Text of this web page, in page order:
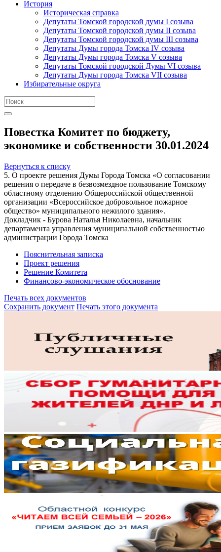
История
Историческая справка
Депутаты Томской городской думы I созыва
Депутаты Томской городской думы II созыва
Депутаты Томской городской думы III созыва
Депутаты Думы города Томска IV созыва
Депутаты Думы города Томска V созыва
Депутаты Томской городской Думы VI созыва
Депутаты Думы города Томска VII созыва
Избирательные округа
Повестка Комитет по бюджету,
экономике и собственности 30.01.2024
Вернуться к списку
5. О проекте решения Думы Города Томска «О согласовании
решения о передаче в безвозмездное пользование Томскому
областному отделению Общероссийской общественной
организации «Всероссийское добровольное пожарное
общество» муниципального нежилого здания».
Докладчик - Бурова Наталья Николаевна, начальник
департамента управления муниципальной собственностью
администрации Города Томска
Пояснительная записка
Проект решения
Решение Комитета
Финансово-экономическое обоснование
Печать всех документов
Сохранить документ Печать этого документа